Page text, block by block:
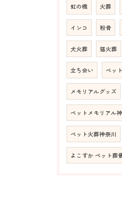
虹の橋 火葬
インコ 粉骨
犬火葬 猫火葬
立ち会い ペッ
メモリアルグッズ
ペットメモリアル
ペット火葬神奈川
よこすか ペット葬